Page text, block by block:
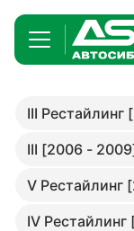
III Рестайлинг
III [2006 -
V Рестайлинг
IV